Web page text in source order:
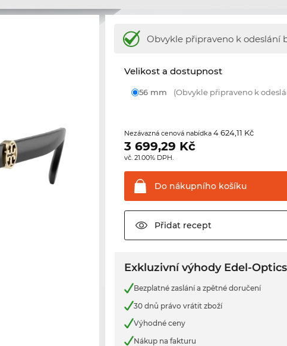
Obvykle připraveno k odeslání
Velikost a dostupnost
56 mm (Obvykle připraveno k
Nezávazná cenová nabídka4 624,11 Kč
3 699,29 Kč
vč. 21.00% DPH.
Do nákupního košíku
Přidat recept
Exkluzivní výhody Edel-Optics
Bezplatné zaslání a zpětné doručení
30 dnů právo vrátit zboží
Výhodné ceny
Nákup na fakturu